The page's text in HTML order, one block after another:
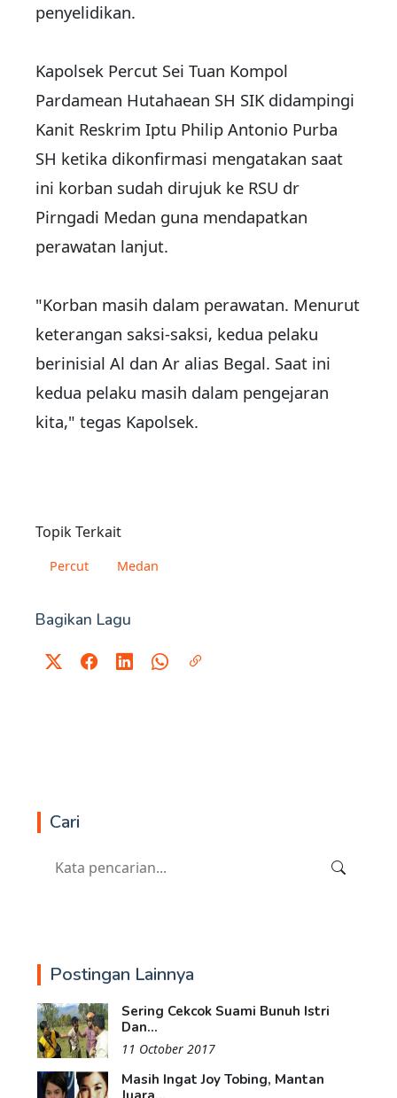
penyelidikan.
Kapolsek Percut Sei Tuan Kompol
Pardamean Hutahaean SH SIK didampingi
Kanit Reskrim Iptu Philip Antonio Purba
SH ketika dikonfirmasi mengatakan saat
ini korban sudah dirujuk ke RSU dr
Pirngadi Medan guna mendapatkan
perawatan lanjut.
"Korban masih dalam perawatan. Menurut
keterangan saksi-saksi, kedua pelaku
berinisial Al dan Ar alias Begal. Saat ini
kedua pelaku masih dalam pengejaran
kita," tegas Kapolsek.
Topik Terkait
Percut Medan
Bagikan Lagu
Cari
Postingan Lainnya
Sering Cekcok Suami Bunuh Istri
Dan...
11 October 2017
Masih Ingat Joy Tobing, Mantan